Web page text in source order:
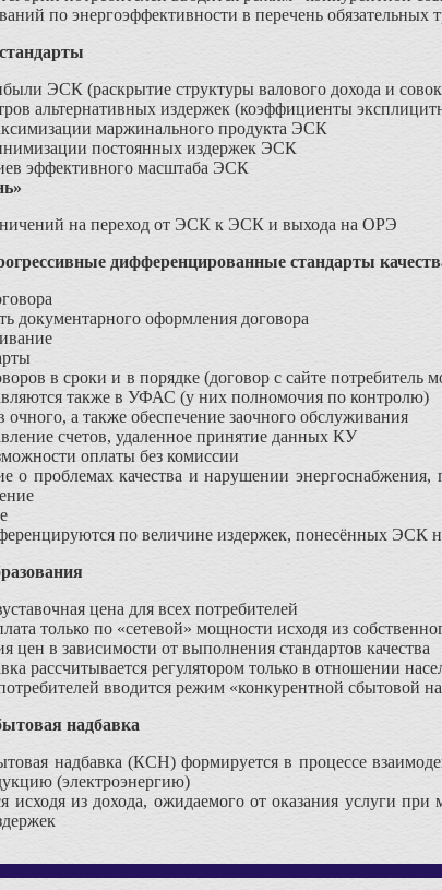
по энергоэффективности в перечень обязательных
ЭСК (раскрытие структуры валового дохода и
альтернативных издержек (коэффициенты
маржинального продукта ЭСК
постоянных издержек ЭСК
эффективного масштаба ЭСК
на переход от ЭСК к ЭСК и выхода на ОРЭ
дифференцированные стандарты
документарного оформления договора
в сроки и в порядке (договор с сайте потребитель
также в УФАС (у них полномочия по контролю)
очного, а также обеспечение заочного обслуживания
счетов, удаленное принятие данных КУ
оплаты без комиссии
о проблемах качества и нарушении
по величине издержек, понесённых ЭСК
цена для всех потребителей
только по «сетевой» мощности исходя из
цен в зависимости от выполнения стандартов качества
рассчитывается регулятором только в отношении
вводится режим «конкурентной сбытовой
надбавка
надбавка (КСН) формируется в процессе
(электроэнергию)
исходя из дохода, ожидаемого от оказания услуги